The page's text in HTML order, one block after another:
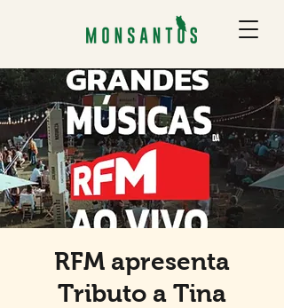
RFM apresenta
Tributo a Tina